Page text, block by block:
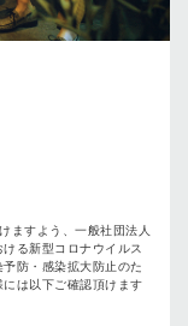
ますよう、一般社団法人
る新型コロナウイルス
防・感染拡大防止のた
は以下ご確認頂けます